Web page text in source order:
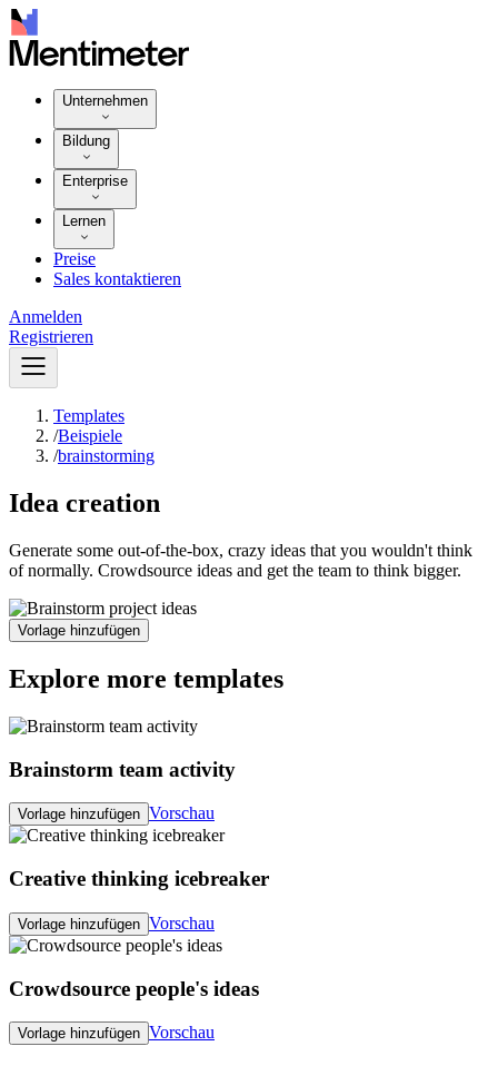
Unternehmen
Bildung
Enterprise
Lernen
Preise
Sales kontaktieren
Anmelden
Registrieren
Templates
/Beispiele
/brainstorming
Idea creation
Generate some out-of-the-box, crazy ideas that you wouldn't think
of normally. Crowdsource ideas and get the team to think bigger.
Vorlage hinzufügen
Explore more templates
Brainstorm team activity
Vorlage hinzufügen Vorschau
Creative thinking icebreaker
Vorlage hinzufügen Vorschau
Crowdsource people's ideas
Vorlage hinzufügen Vorschau